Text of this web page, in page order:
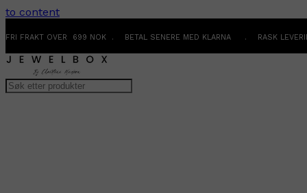
to content
FRI FRAKT OVER 699 NOK . BETAL SENERE MED KLARNA . RASK